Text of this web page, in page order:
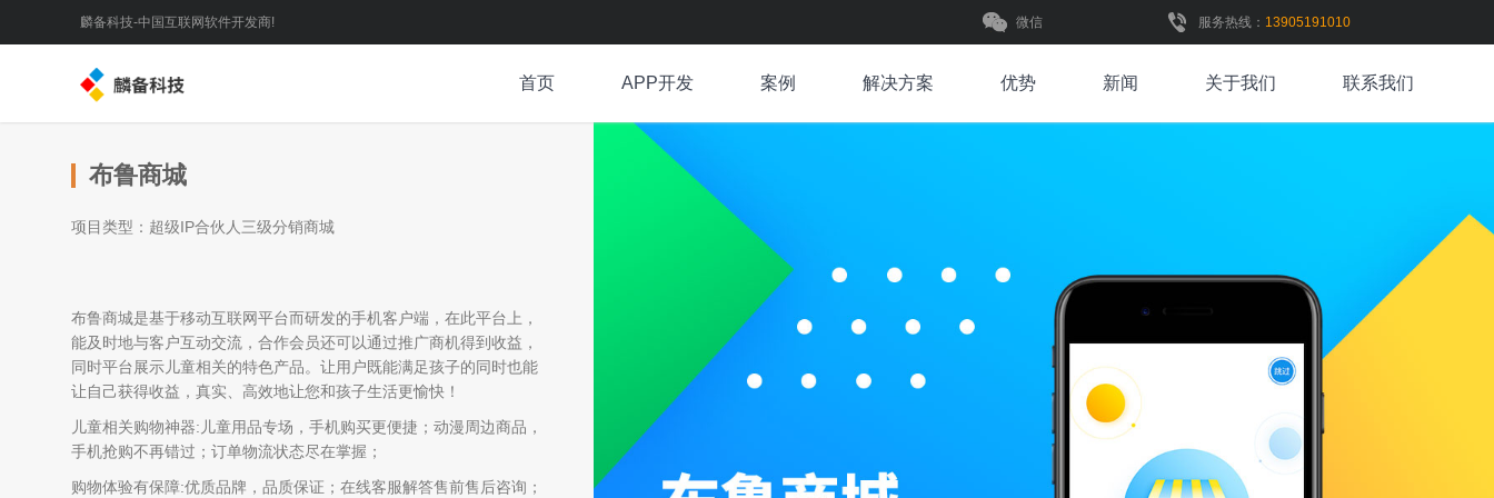
麟备科技-中国互联网软件开发商! 微信 服务热线： 13905191010
首页 APP开发 案例 解决方案 优势 新闻 关于我们 联系我们
布鲁商城
项目类型：超级IP合伙人三级分销商城
布鲁商城是基于移动互联网平台而研发的手机客户端，在此平台上，
能及时地与客户互动交流，合作会员还可以通过推广商机得到收益，
同时平台展示儿童相关的特色产品。让用户既能满足孩子的同时也能
让自己获得收益，真实、高效地让您和孩子生活更愉快！
儿童相关购物神器:儿童用品专场，手机购买更便捷；动漫周边商品，
手机抢购不再错过；订单物流状态尽在掌握；
购物体验有保障:优质品牌，品质保证；在线客服解答售前售后咨询；